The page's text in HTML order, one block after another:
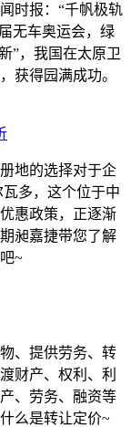
时报：“千帆极轨
无车奥运会，绿
”，我国在太原卫
获得园满成功。
地的选择对于企
多，这个位于中
惠政策，正逐渐
昶嘉捷带您了解
~
、提供劳务、转
财产、权利、利
、劳务、融资等
么是转让定价~